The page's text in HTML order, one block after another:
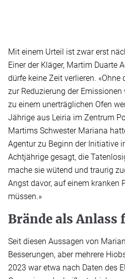
Mit einem Urteil ist zwar erst
Einer der Kläger, Martim Duarte
dürfe keine Zeit verlieren.
zur Reduzierung der
zu einem unerträglichen Ofen
Jährige aus Leiria im Zentrum
Martims Schwester Mariana
Agentur zu Beginn der Initiative
Achtjährige gesagt, die
mache sie wütend und traurig
Angst davor, auf einem kranken
müssen.»
Brände als Anlass
Seit diesen Aussagen von
Besserungen, aber mehrere
2023 war etwa nach Daten des